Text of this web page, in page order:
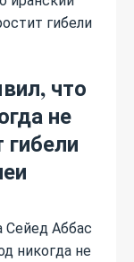
что
не
гибели
Сейед Аббас
никогда не